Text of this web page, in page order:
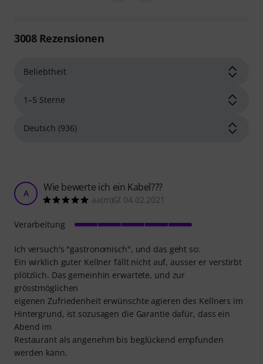
3008Rezensionen
A Wie bewerte ich ein Kabel???
aa(m)Gl 04.02.2021
Ich versuch's "gastronomisch", und das geht so:
Ein wirklich guter Kellner fällt nicht auf, ausser er verstirbt
plötzlich. Das gemeinhin erwartete, und zur
grösstmöglichen
eigenen Zufriedenheit erwünschte agieren des Kellners im
Hintergrund, ist sozusagen die Garantie dafür, dass ein
Abend im
Restaurant als angenehm bis beglückend empfunden
werden kann.
Verarbeitung